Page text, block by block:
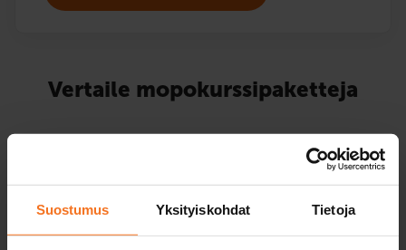
Suostumus Yksityiskohdat Tietoja
Vertaile mopokurssipaketteja
EAS-koulutus
teoriatunnit verkossa ja
Mini
sinulle, jolla on